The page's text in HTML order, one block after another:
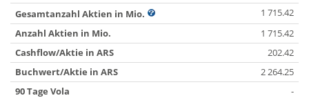
Gesamtanzahl Aktien in Mio.
1 715.42
Anzahl Aktien in Mio.
1 715.42
Cashflow/Aktie in ARS
202.42
Buchwert/Aktie in ARS
2 264.25
90 Tage Vola
-